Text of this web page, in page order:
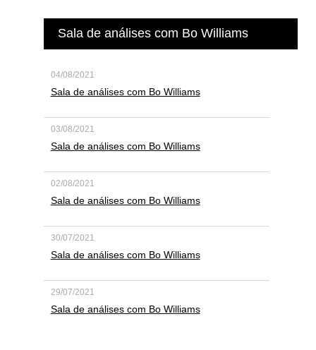
Sala de análises com Bo Williams
04/08/2021
Sala de análises com Bo Williams
03/08/2021
Sala de análises com Bo Williams
02/08/2021
Sala de análises com Bo Williams
30/07/2021
Sala de análises com Bo Williams
29/07/2021
Sala de análises com Bo Williams